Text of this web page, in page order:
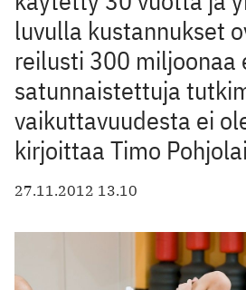
luvulla kustannukset
reilusti 300 miljoonaa
satunnaistettuja
vaikuttavuudesta ei
kirjoittaa Timo
27.11.2012 13.10